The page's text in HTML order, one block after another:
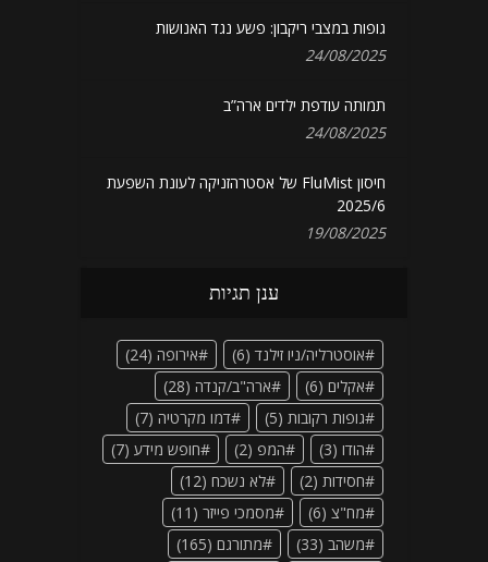
גופות במצבי ריקבון: פשע נגד האנושות
24/08/2025
תמותה עודפת ילדים ארה”ב
24/08/2025
חיסון FluMist של אסטרהזניקה לעונת השפעת
2025/6
19/08/2025
ענן תגיות
אוסטרליה/ניו זילנד (6) אירופה (24)
אקלים (6) ארה"ב/קנדה (28)
גופות רקובות (5) דמו מקרטיה (7)
הודו (3) המפ (2) חופש מידע (7)
חסידות (2) לא נשכח (12)
מח"צ (6) מסמכי פייזר (11)
משהב (33) מתורגם (165)